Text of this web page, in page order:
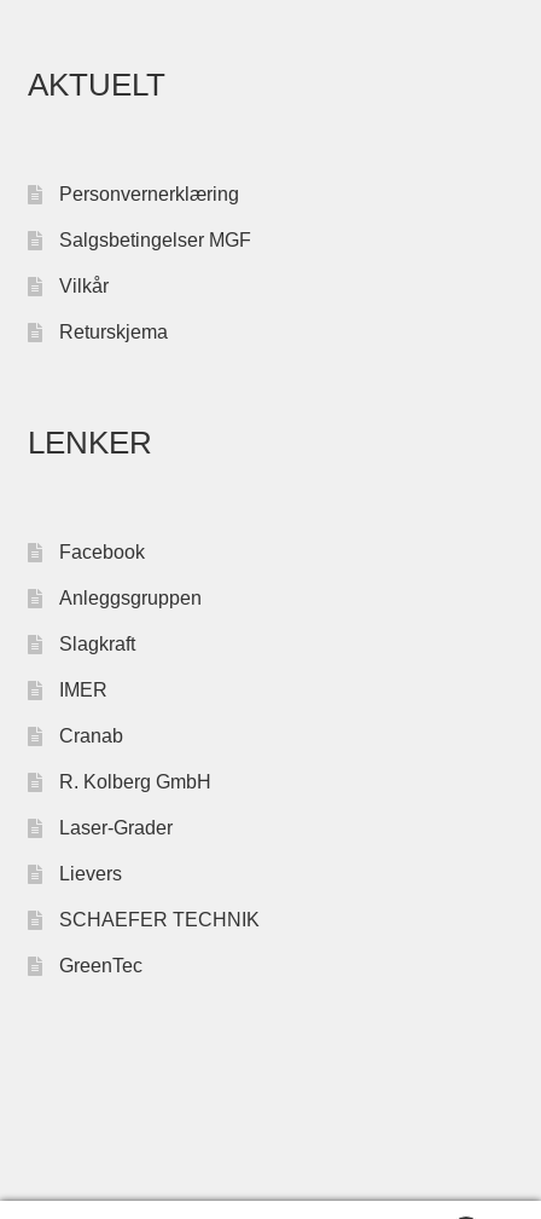
AKTUELT
Personvernerklæring
Salgsbetingelser MGF
Vilkår
Returskjema
LENKER
Facebook
Anleggsgruppen
Slagkraft
IMER
Cranab
R. Kolberg GmbH
Laser-Grader
Lievers
SCHAEFER TECHNIK
GreenTec